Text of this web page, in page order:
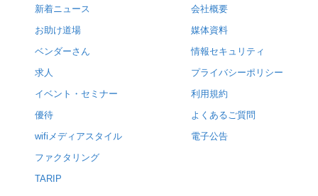
新着ニュース
お助け道場
ベンダーさん
求人
イベント・セミナー
優待
wifiメディアスタイル
ファクタリング
TARIP
会社概要
媒体資料
情報セキュリティ
プライバシーポリシー
利用規約
よくあるご質問
電子公告